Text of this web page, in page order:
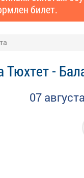
билет.
Тюхтет -
07 августа